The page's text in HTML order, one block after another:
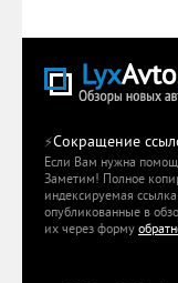
⚡Сокращение
Если Вам нужна
Заметим! Полное
индексируемая
опубликованные в
их через форму